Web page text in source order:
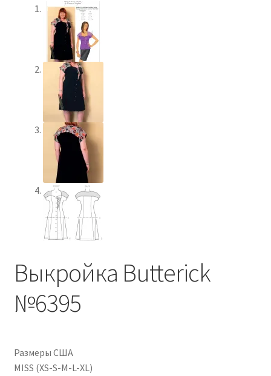
Выкройка Butterick
№6395
Размеры США
MISS (XS-S-M-L-XL)